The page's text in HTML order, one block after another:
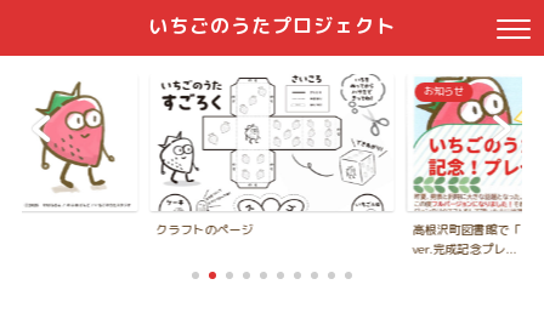
いちごのうたプロジェクト
クラフトのページ
お知らせ
高根沢町図書館で「い
ver.完成記念プレ...